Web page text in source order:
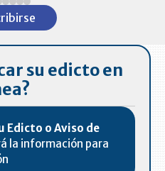
su edicto en
Edicto o Aviso de
la información para